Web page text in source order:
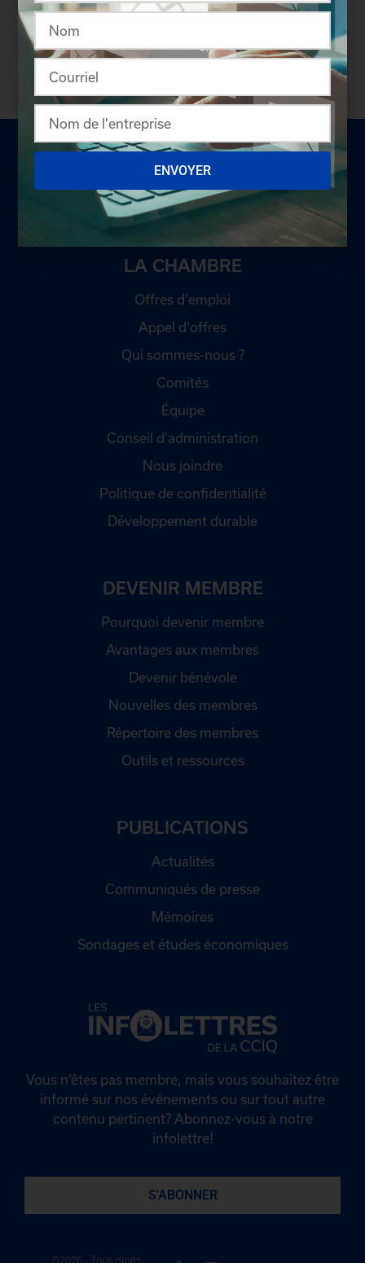
LA CHAMBRE
Offres d'emploi
Appel d'offres
Qui sommes-nous ?
Comités
Équipe
Conseil d'administration
Nous joindre
Politique de confidentialité
Développement durable
DEVENIR MEMBRE
Pourquoi devenir membre
Avantages aux membres
Devenir bénévole
Nouvelles des membres
Répertoire des membres
Outils et ressources
PUBLICATIONS
Actualités
Communiqués de presse
Mémoires
Sondages et études économiques
Vous n’êtes pas membre, mais vous souhaitez être
informé sur nos événements ou sur tout autre
contenu pertinent? Abonnez-vous à notre
infolettre!
S'ABONNER
©2026 - Tous droits
ENVOYER